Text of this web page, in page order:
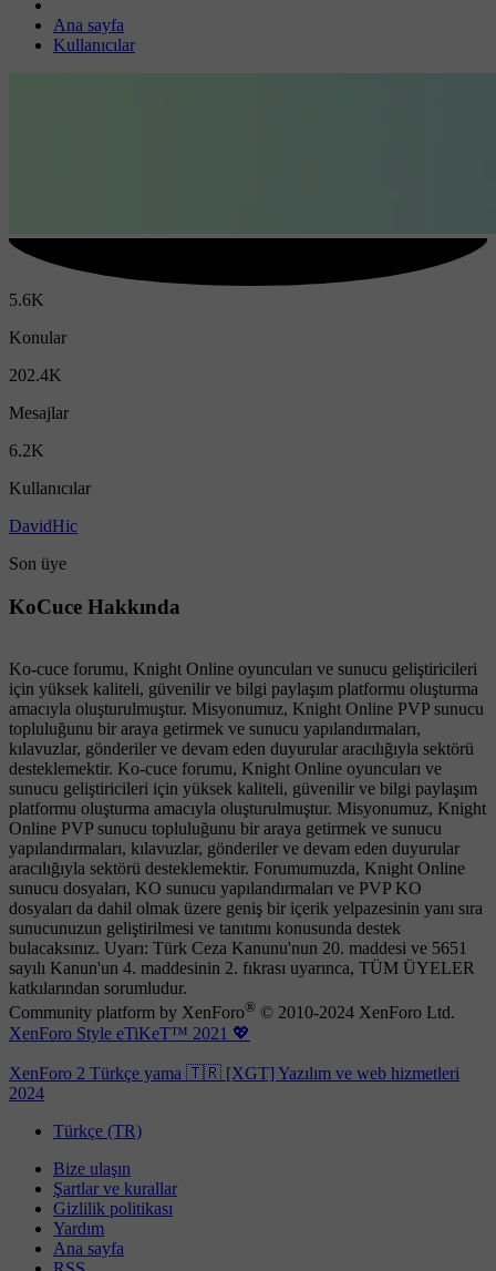
Ana sayfa
Kullanıcılar
5.6K
Konular
202.4K
Mesajlar
6.2K
Kullanıcılar
DavidHic
Son üye
KoCuce Hakkında
Ko-cuce forumu, Knight Online oyuncuları ve sunucu geliştiricileri
için yüksek kaliteli, güvenilir ve bilgi paylaşım platformu oluşturma
amacıyla oluşturulmuştur. Misyonumuz, Knight Online PVP sunucu
topluluğunu bir araya getirmek ve sunucu yapılandırmaları,
kılavuzlar, gönderiler ve devam eden duyurular aracılığıyla sektörü
desteklemektir. Ko-cuce forumu, Knight Online oyuncuları ve
sunucu geliştiricileri için yüksek kaliteli, güvenilir ve bilgi paylaşım
platformu oluşturma amacıyla oluşturulmuştur. Misyonumuz, Knight
Online PVP sunucu topluluğunu bir araya getirmek ve sunucu
yapılandırmaları, kılavuzlar, gönderiler ve devam eden duyurular
aracılığıyla sektörü desteklemektir. Forumumuzda, Knight Online
sunucu dosyaları, KO sunucu yapılandırmaları ve PVP KO
dosyaları da dahil olmak üzere geniş bir içerik yelpazesinin yanı sıra
sunucunuzun geliştirilmesi ve tanıtımı konusunda destek
bulacaksınız. Uyarı: Türk Ceza Kanunu'nun 20. maddesi ve 5651
sayılı Kanun'un 4. maddesinin 2. fıkrası uyarınca, TÜM ÜYELER
katkılarından sorumludur.
Community platform by XenForo® © 2010-2024 XenForo Ltd.
XenForo Style eTiKeT™ 2021 💖
XenForo 2 Türkçe yama 🇹🇷 [XGT] Yazılım ve web hizmetleri
2024
Türkçe (TR)
Bize ulaşın
Şartlar ve kurallar
Gizlilik politikası
Yardım
Ana sayfa